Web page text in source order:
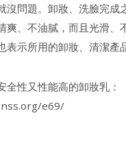
沒問題。卸妝、洗臉完成
爽、不油膩，而且光滑、
表示所用的卸妝、清潔產
全性又性能高的卸妝乳：
e69/